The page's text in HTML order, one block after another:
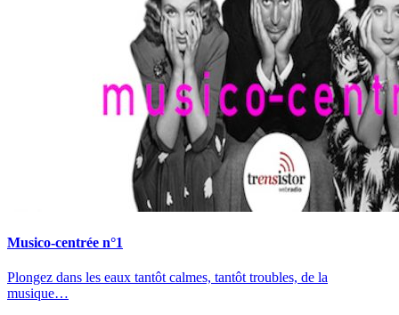
Musico-centrée n°1
Plongez dans les eaux tantôt calmes, tantôt troubles, de la
musique…